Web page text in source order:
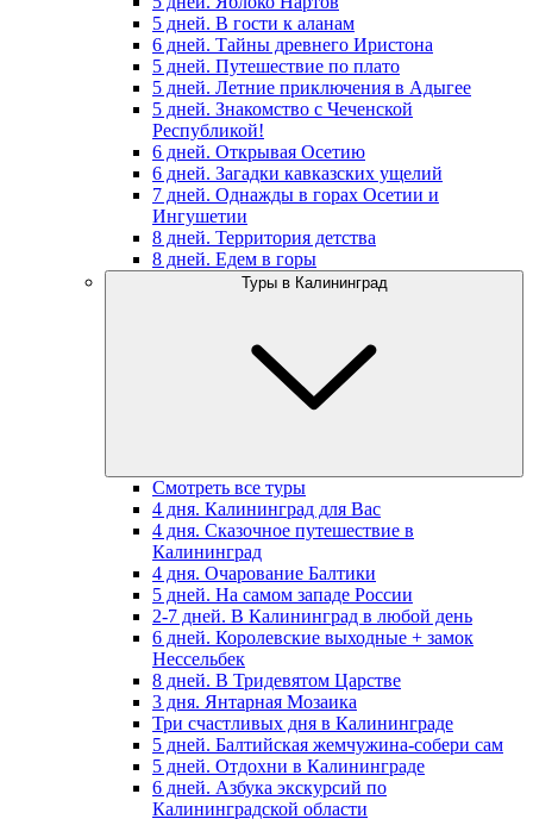
5 дней. В гости к аланам
6 дней. Тайны древнего Иристона
5 дней. Путешествие по плато
5 дней. Летние приключения в Адыгее
5 дней. Знакомство с Чеченской
Республикой!
6 дней. Открывая Осетию
6 дней. Загадки кавказских ущелий
7 дней. Однажды в горах Осетии и
Ингушетии
8 дней. Территория детства
8 дней. Едем в горы
Туры в Калининград
Смотреть все туры
4 дня. Калининград для Вас
4 дня. Сказочное путешествие в
Калининград
4 дня. Очарование Балтики
5 дней. На самом западе России
2-7 дней. В Калининград в любой день
6 дней. Королевские выходные + замок
Нессельбек
8 дней. В Тридевятом Царстве
3 дня. Янтарная Мозаика
Три счастливых дня в Калининграде
5 дней. Балтийская жемчужина-собери сам
5 дней. Отдохни в Калининграде
6 дней. Азбука экскурсий по
Калининградской области